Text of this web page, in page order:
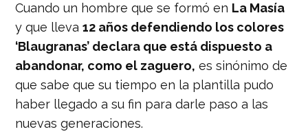
Cuando un hombre que se formó en La Masía
y que lleva12 años defendiendo los colores
‘Blaugranas’ declara que está dispuesto a
abandonar, como el zaguero, es sinónimo de
que sabe que su tiempo en la plantilla pudo
haber llegado a su fin para darle paso a las
nuevas generaciones.